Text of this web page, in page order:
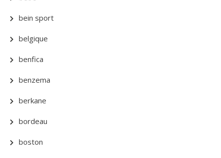
bein sport
belgique
benfica
benzema
berkane
bordeau
boston